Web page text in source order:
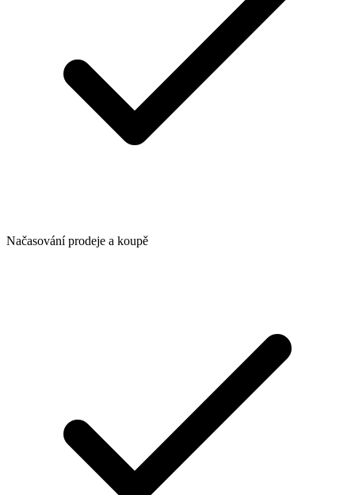
Načasování prodeje a koupě